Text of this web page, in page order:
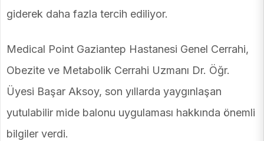
giderek daha fazla tercih ediliyor.
Medical Point Gaziantep Hastanesi Genel Cerrahi,
Obezite ve Metabolik Cerrahi Uzmanı Dr. Öğr.
Üyesi Başar Aksoy, son yıllarda yaygınlaşan
yutulabilir mide balonu uygulaması hakkında önemli
bilgiler verdi.